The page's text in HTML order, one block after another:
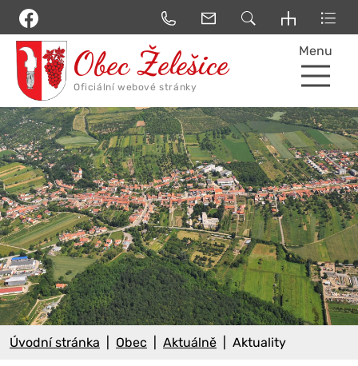
Menu
Úvodní stránka Obec Aktuálně Aktuality